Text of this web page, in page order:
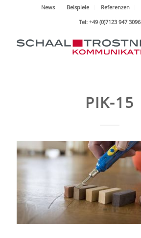
News Beispiele Referenzen
Tel: +49 (0)7123 947 3096
PIK-15